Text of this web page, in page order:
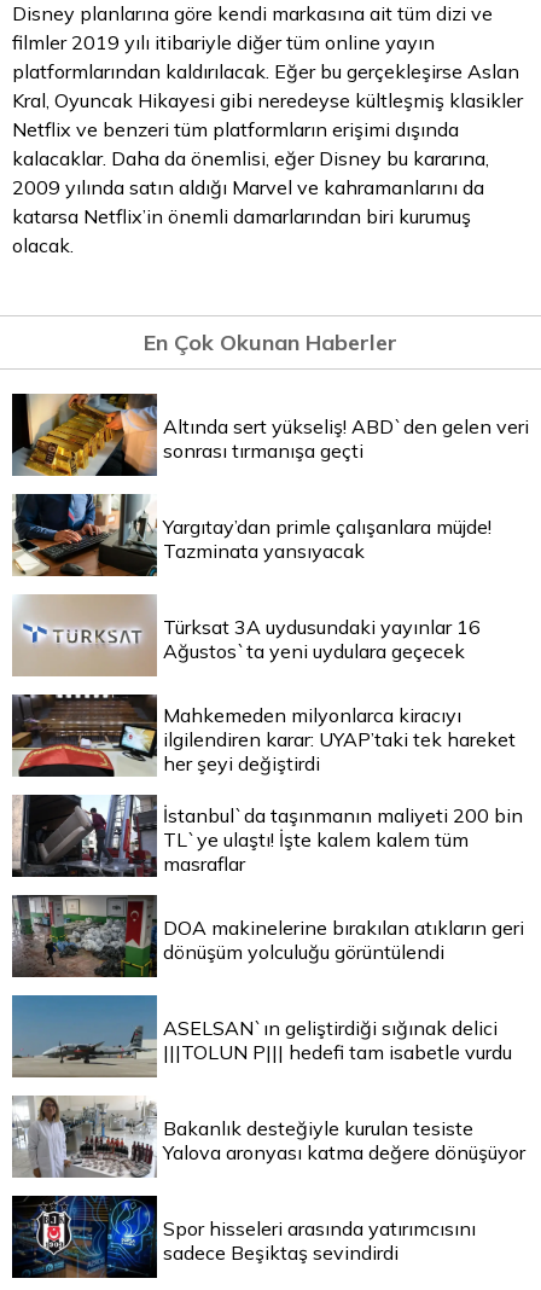
Disney planlarına göre kendi markasına ait tüm dizi ve
filmler 2019 yılı itibariyle diğer tüm online yayın
platformlarından kaldırılacak. Eğer bu gerçekleşirse Aslan
Kral, Oyuncak Hikayesi gibi neredeyse kültleşmiş klasikler
Netflix ve benzeri tüm platformların erişimi dışında
kalacaklar. Daha da önemlisi, eğer Disney bu kararına,
2009 yılında satın aldığı Marvel ve kahramanlarını da
katarsa Netflix’in önemli damarlarından biri kurumuş
olacak.
En Çok Okunan Haberler
Altında sert yükseliş! ABD`den gelen veri
sonrası tırmanışa geçti
Yargıtay’dan primle çalışanlara müjde!
Tazminata yansıyacak
Türksat 3A uydusundaki yayınlar 16
Ağustos`ta yeni uydulara geçecek
Mahkemeden milyonlarca kiracıyı
ilgilendiren karar: UYAP’taki tek hareket
her şeyi değiştirdi
İstanbul`da taşınmanın maliyeti 200 bin
TL`ye ulaştı! İşte kalem kalem tüm
masraflar
DOA makinelerine bırakılan atıkların geri
dönüşüm yolculuğu görüntülendi
ASELSAN`ın geliştirdiği sığınak delici
|||TOLUN P||| hedefi tam isabetle vurdu
Bakanlık desteğiyle kurulan tesiste
Yalova aronyası katma değere dönüşüyor
Spor hisseleri arasında yatırımcısını
sadece Beşiktaş sevindirdi